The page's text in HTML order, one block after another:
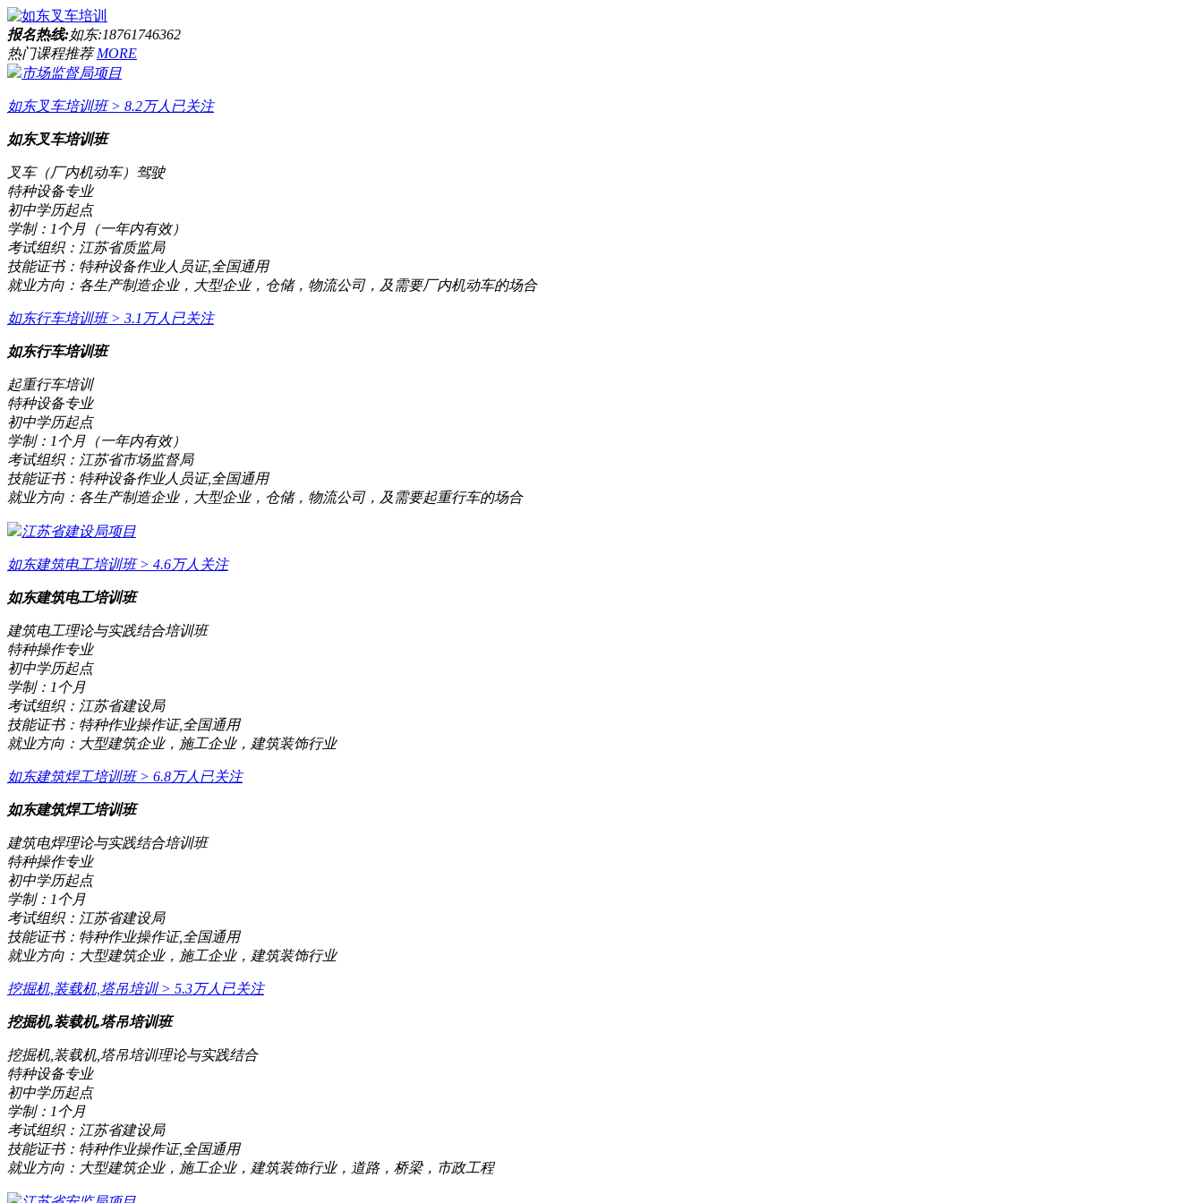
报名热线:如东:18761746362
热门课程推荐MORE
市场监督局项目
如东叉车培训班> 8.2万人已关注
如东叉车培训班
叉车（厂内机动车）驾驶
特种设备专业
初中学历起点
学制： 1个月（一年内有效）
考试组织： 江苏省质监局
技能证书： 特种设备作业人员证,全国通用
就业方向： 各生产制造企业，大型企业，仓储，物流公司，及需要厂内机动车的场合
如东行车培训班> 3.1万人已关注
如东行车培训班
起重行车培训
特种设备专业
初中学历起点
学制： 1个月（一年内有效）
考试组织： 江苏省市场监督局
技能证书： 特种设备作业人员证,全国通用
就业方向： 各生产制造企业，大型企业，仓储，物流公司，及需要起重行车的场合
江苏省建设局项目
如东建筑电工培训班> 4.6万人关注
如东建筑电工培训班
建筑电工理论与实践结合培训班
特种操作专业
初中学历起点
学制： 1个月
考试组织： 江苏省建设局
技能证书： 特种作业操作证,全国通用
就业方向： 大型建筑企业，施工企业，建筑装饰行业
如东建筑焊工培训班> 6.8万人已关注
如东建筑焊工培训班
建筑电焊理论与实践结合培训班
特种操作专业
初中学历起点
学制： 1个月
考试组织： 江苏省建设局
技能证书： 特种作业操作证,全国通用
就业方向： 大型建筑企业，施工企业，建筑装饰行业
挖掘机,装载机,塔吊培训> 5.3万人已关注
挖掘机,装载机,塔吊培训班
挖掘机,装载机,塔吊培训理论与实践结合
特种设备专业
初中学历起点
学制： 1个月
考试组织： 江苏省建设局
技能证书： 特种作业操作证,全国通用
就业方向： 大型建筑企业，施工企业，建筑装饰行业，道路，桥梁，市政工程